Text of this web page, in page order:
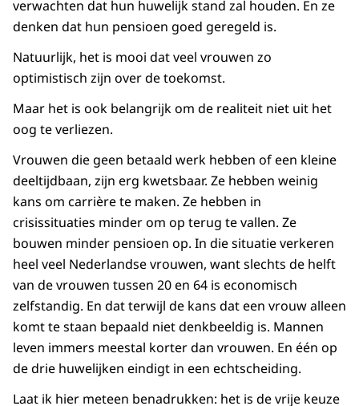
verwachten dat hun huwelijk stand zal houden. En ze
denken dat hun pensioen goed geregeld is.
Natuurlijk, het is mooi dat veel vrouwen zo
optimistisch zijn over de toekomst.
Maar het is ook belangrijk om de realiteit niet uit het
oog te verliezen.
Vrouwen die geen betaald werk hebben of een kleine
deeltijdbaan, zijn erg kwetsbaar. Ze hebben weinig
kans om carrière te maken. Ze hebben in
crisissituaties minder om op terug te vallen. Ze
bouwen minder pensioen op. In die situatie verkeren
heel veel Nederlandse vrouwen, want slechts de helft
van de vrouwen tussen 20 en 64 is economisch
zelfstandig. En dat terwijl de kans dat een vrouw alleen
komt te staan bepaald niet denkbeeldig is. Mannen
leven immers meestal korter dan vrouwen. En één op
de drie huwelijken eindigt in een echtscheiding.
Laat ik hier meteen benadrukken: het is de vrije keuze